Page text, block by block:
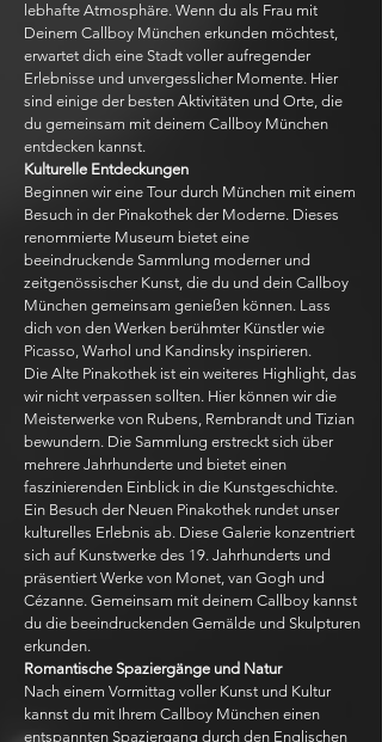
lebhafte Atmosphäre. Wenn du als Frau mit
Deinem Callboy München erkunden möchtest,
erwartet dich eine Stadt voller aufregender
Erlebnisse und unvergesslicher Momente. Hier
sind einige der besten Aktivitäten und Orte, die
du gemeinsam mit deinem Callboy München
entdecken kannst.
Kulturelle Entdeckungen
Beginnen wir eine Tour durch München mit einem
Besuch in der Pinakothek der Moderne. Dieses
renommierte Museum bietet eine
beeindruckende Sammlung moderner und
zeitgenössischer Kunst, die du und dein Callboy
München gemeinsam genießen können. Lass
dich von den Werken berühmter Künstler wie
Picasso, Warhol und Kandinsky inspirieren.
Die Alte Pinakothek ist ein weiteres Highlight, das
wir nicht verpassen sollten. Hier können wir die
Meisterwerke von Rubens, Rembrandt und Tizian
bewundern. Die Sammlung erstreckt sich über
mehrere Jahrhunderte und bietet einen
faszinierenden Einblick in die Kunstgeschichte.
Ein Besuch der Neuen Pinakothek rundet unser
kulturelles Erlebnis ab. Diese Galerie konzentriert
sich auf Kunstwerke des 19. Jahrhunderts und
präsentiert Werke von Monet, van Gogh und
Cézanne. Gemeinsam mit deinem Callboy kannst
du die beeindruckenden Gemälde und Skulpturen
erkunden.
Romantische Spaziergänge und Natur
Nach einem Vormittag voller Kunst und Kultur
kannst du mit Ihrem Callboy München einen
entspannten Spaziergang durch den Englischen